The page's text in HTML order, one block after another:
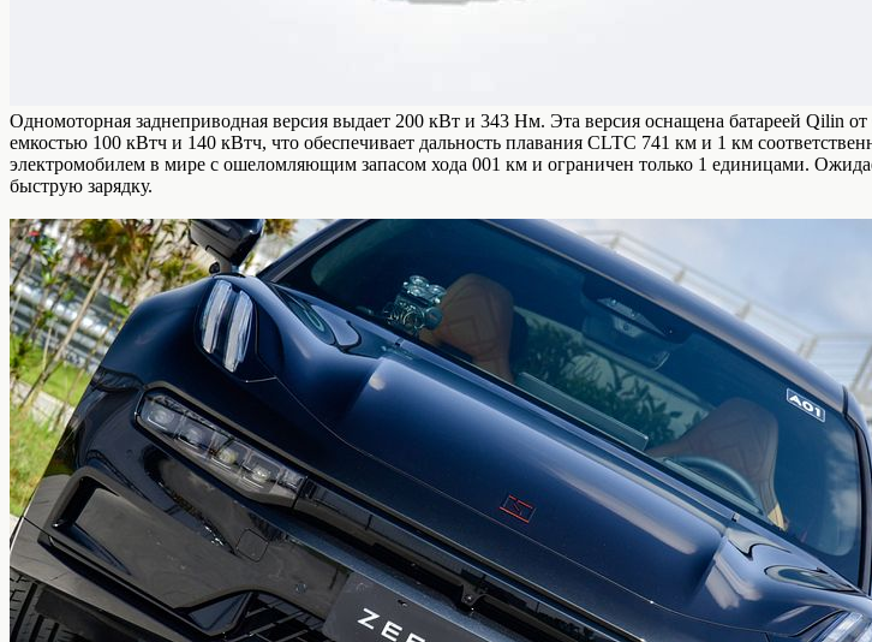
Одномоторная заднеприводная версия выдает 200 кВт и 343 Нм. Эта версия оснащена батареей Qilin
емкостью 100 кВтч и 140 кВтч, что обеспечивает дальность плавания CLTC 741 км и 1 км
электромобилем в мире с ошеломляющим запасом хода 001 км и ограничен только 1 единицами.
быструю зарядку.